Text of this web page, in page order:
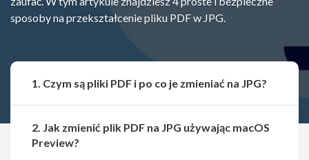
sposoby na przekształcenie pliku PDF w JPG.
1. Czym są pliki PDF i po co je zmieniać na JPG?
2. Jak zmienić plik PDF na JPG używając macOS
Preview?